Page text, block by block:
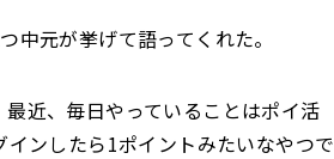
中元が挙げて語ってくれた。
近、毎日やっていることはポイ活
ンしたら1ポイントみたいなやつで